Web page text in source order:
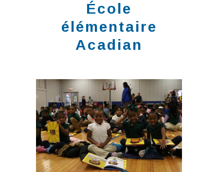
École
élémentaire
Acadian